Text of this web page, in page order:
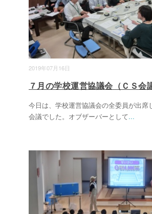
2019年07月16日
７月の学校運営協議会（ＣＳ会
今日は、学校運営協議会の全委員が出席
会議でした。オブザーバーとして...